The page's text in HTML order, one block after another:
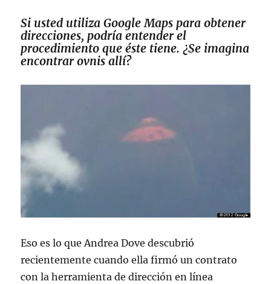
Si usted utiliza Google Maps para obtener
direcciones, podría entender el
procedimiento que éste tiene. ¿Se imagina
encontrar ovnis allí?
Eso es lo que Andrea Dove descubrió
recientemente cuando ella firmó un contrato
con la herramienta de dirección en línea